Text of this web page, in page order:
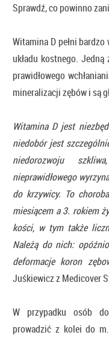
Sprawdź, co powinno
Witamina D pełni
układu kostnego.
prawidłowego
mineralizacji zębów i są
Witamina D jest
niedobór jest
niedorozwoju
nieprawidłowego
do krzywicy. To
miesiącem a 3. rokiem
kości, w tym także
Należą do nich:
deformacje koron
Juśkiewicz z Medicover
W przypadku osób
prowadzić z kolei do